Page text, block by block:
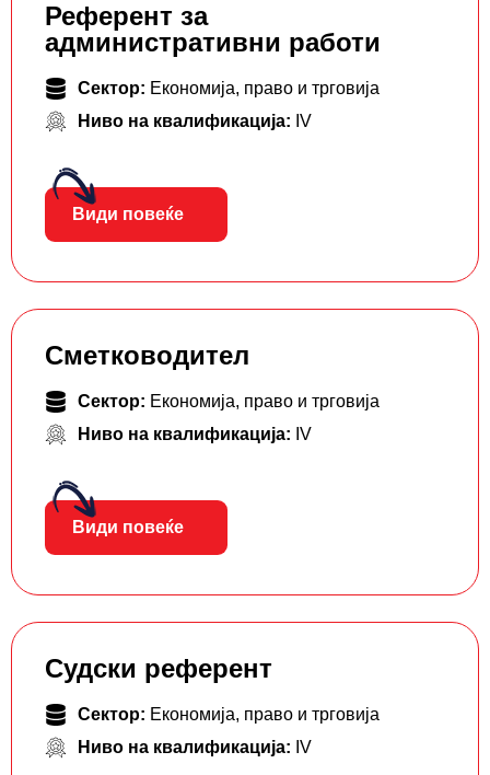
Референт за
административни работи
Сектор: Економија, право и трговија
Ниво на квалификација: IV
Види повеќе
Сметководител
Сектор: Економија, право и трговија
Ниво на квалификација: IV
Види повеќе
Судски референт
Сектор: Економија, право и трговија
Ниво на квалификација: IV